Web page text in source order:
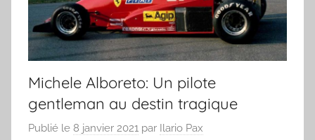
Michele Alboreto: Un pilote
gentleman au destin tragique
Publié le 8 janvier 2021 par Ilario Pax